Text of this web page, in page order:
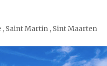
, Saint Martin , Sint Maarten